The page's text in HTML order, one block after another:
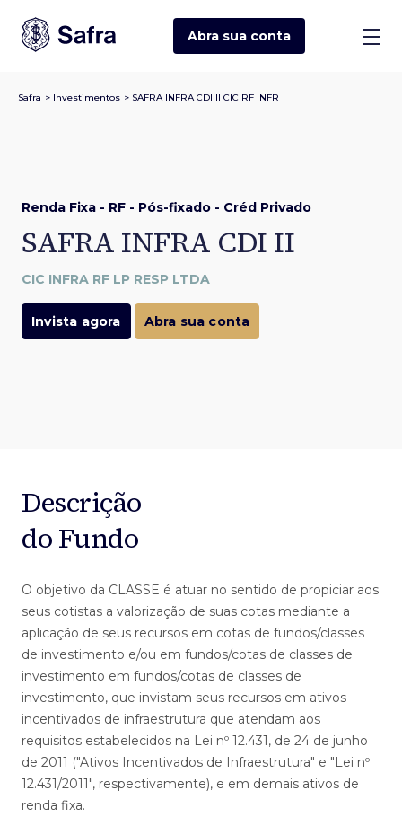
Abra sua conta
Safra > Investimentos > SAFRA INFRA CDI II CIC RF INFR
Renda Fixa - RF - Pós-fixado - Créd Privado
SAFRA INFRA CDI II
CIC INFRA RF LP RESP LTDA
Invista agora Abra sua conta
Descrição
do Fundo
O objetivo da CLASSE é atuar no sentido de propiciar aos
seus cotistas a valorização de suas cotas mediante a
aplicação de seus recursos em cotas de fundos/classes
de investimento e/ou em fundos/cotas de classes de
investimento em fundos/cotas de classes de
investimento, que invistam seus recursos em ativos
incentivados de infraestrutura que atendam aos
requisitos estabelecidos na Lei nº 12.431, de 24 de junho
de 2011 ("Ativos Incentivados de Infraestrutura" e "Lei nº
12.431/2011", respectivamente), e em demais ativos de
renda fixa.